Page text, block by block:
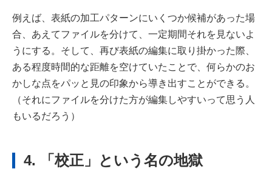
例えば、表紙の加工パターンにいくつか候補があった場
合、あえてファイルを分けて、一定期間それを見ないよ
うにする。そして、再び表紙の編集に取り掛かった際、
ある程度時間的な距離を空けていたことで、何らかのお
かしな点をパッと見の印象から導き出すことができる。
（それにファイルを分けた方が編集しやすいって思う人
もいるだろう）
4. 「校正」という名の地獄